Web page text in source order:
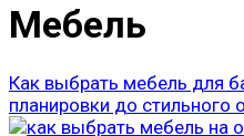
Мебель
Как выбрать мебель для
планировки до стильного